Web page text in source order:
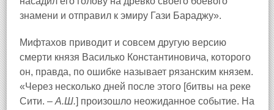
знамени и отправил к эмиру Гази Бараджу».
Мифтахов приводит и совсем другую версию
смерти князя Василько Константиновича, которого
он, правда, по ошибке называет рязанским князем.
«Через несколько дней после этого [битвы на реке
Сити. – А.Ш.] произошло неожиданное событие. На